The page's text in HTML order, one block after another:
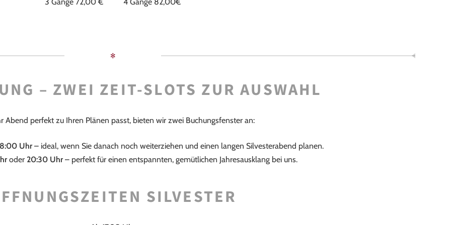
3 Gänge 72,00 € 4 Gänge 82,00€
✻
– ZWEI ZEIT-SLOTS ZUR AUSWAHL
Abend perfekt zu Ihren Plänen passt, bieten wir zwei Buchungsfenster an:
Uhr– ideal, wenn Sie danach noch weiterziehen und einen langen Silvesterabend planen.
oder 20:30 Uhr– perfekt für einen entspannten, gemütlichen Jahresausklang bei uns.
SILVESTER